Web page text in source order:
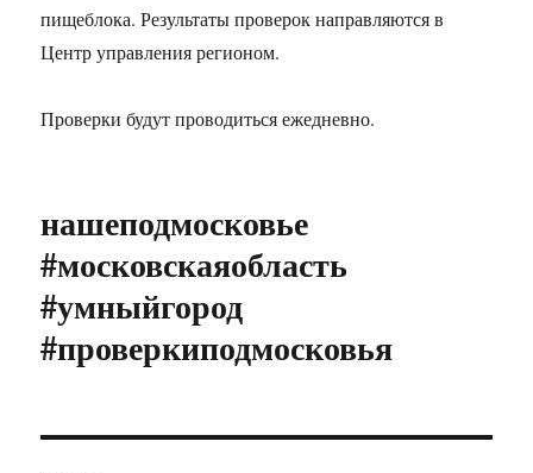
пищеблока. Результаты проверок направляются в
Центр управления регионом.
Проверки будут проводиться ежедневно.
нашеподмосковье
#московскаяобласть
#умныйгород
#проверкиподмосковья